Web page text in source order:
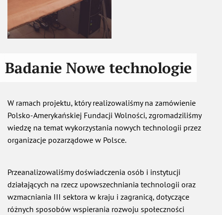
Badanie Nowe technologie
W ramach projektu, który realizowaliśmy na zamówienie
Polsko-Amerykańskiej Fundacji Wolności, zgromadziliśmy
wiedzę na temat wykorzystania nowych technologii przez
organizacje pozarządowe w Polsce.
Przeanalizowaliśmy doświadczenia osób i instytucji
działających na rzecz upowszechniania technologii oraz
wzmacniania III sektora w kraju i zagranicą, dotyczące
różnych sposobów wspierania rozwoju społeczności